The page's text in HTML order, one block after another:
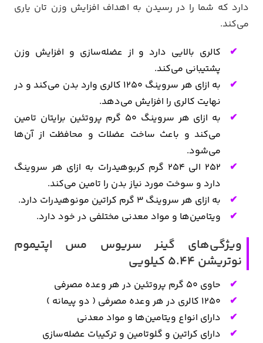
دارد که شما را در رسیدن به اهداف افزایش وزن تان یاری
می‌کند.
کالری بالایی دارد و از عضله‌سازی و افزایش وزن
پشتیبانی می‌کند.
به ازای هر سروینگ 1250 کالری وارد بدن می‌کند و در
نهایت کالری را افزایش می‌دهد.
به ازای هر سروینگ 50 گرم پروتئین برایتان تامین
می‌کند و باعث ساخت عضلات و محافظت از آن‌ها
می‌شود.
252 الی 254 گرم کربوهیدرات به ازای هر سروینگ
دارد و سوخت مورد نیاز بدن را تامین می‌کند.
به ازای هر سروینگ 3 گرم کراتین مونوهیدرات دارد.
ویتامین‌ها و مواد معدنی مختلفی در خود دارد.
ویژگی‌های گینر سریوس مس اپتیموم
نوتریشن 5.44 کیلویی
حاوی ۵۰ گرم پروتئین در هر وعده مصرفی
۱۲۵۰ کالری در هر وعده مصرفی ( دو پیمانه )
دارای انواع ویتامین‌ها و مواد معدنی
دارای کراتین و گلوتامین و ترکیبات عضله‌سازی